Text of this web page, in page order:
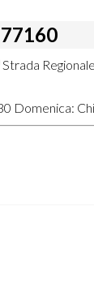
Strada
Domenica: